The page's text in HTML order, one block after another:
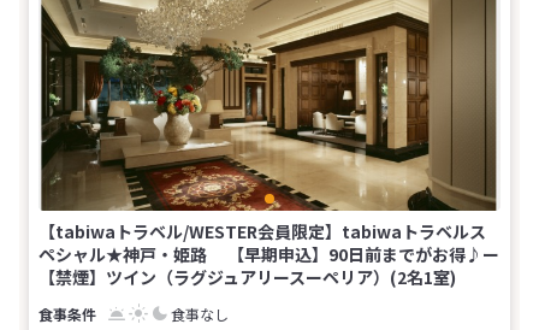
【tabiwaトラベル/WESTER会員限定】tabiwaトラベルス
ペシャル★神戸・姫路 【早期申込】90日前までがお得♪ー
【禁煙】ツイン（ラグジュアリースーペリア）(2名1室)
食事なし